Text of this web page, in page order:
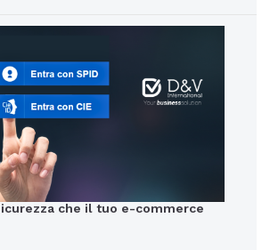
che il tuo e-commerce